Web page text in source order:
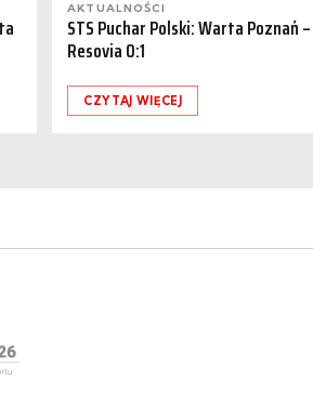
AKTUALNOŚCI
STS Puchar Polski: Warta Poznań –
Resovia 0:1
CZYTAJ WIĘCEJ